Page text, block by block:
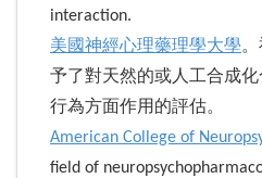
interaction.
美國神經心理藥理學大學
予了對天然的或人工合成
行為方面作用的評估。
American College of
field of